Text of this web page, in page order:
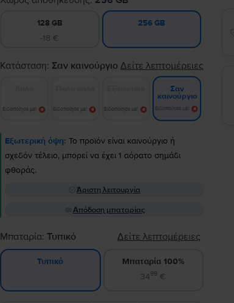
128 GB
-18 €
256 GB
Κατάσταση: Σαν καινούργιο Δείτε λεπτομέρειες
Ειδοποίησε με! Ειδοποίησε με! Ειδοποίησε με!
Σαν
καινούργιο
Ειδοποίησε με!
Εξωτερική όψη: Το προϊόν είναι καινούργιο ή
σχεδόν τέλειο, μπορεί να έχει 1 αόρατο σημάδι
φθοράς.
Άριστη λειτουργία
Απόδοση μπαταρίας
Μπαταρία:Τυπικό Δείτε λεπτομέρειες
Τυπικό
Μπαταρία 100%
3499 €